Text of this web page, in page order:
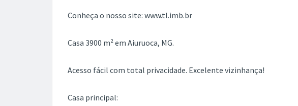
Conheça o nosso site: www.tl.imb.br
Casa 3900 m² em Aiuruoca, MG.
Acesso fácil com total privacidade. Excelente vizinhança!
Casa principal: